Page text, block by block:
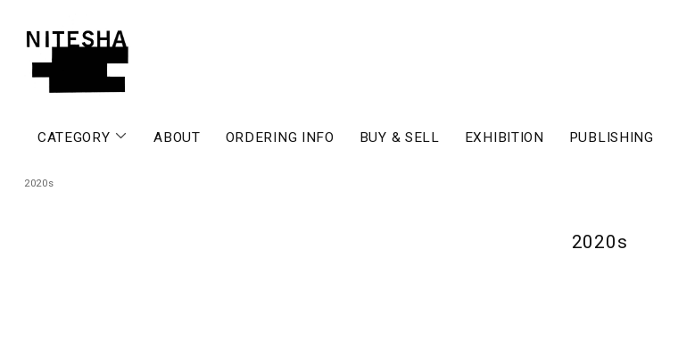
CATEGORY ABOUT ORDERING INFO BUY & SELL EXHIBITION PUBLISHING
2020s
2020s